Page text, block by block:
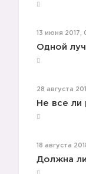
13 июня 2017,
Одной
28 августа
Не все ли
18 августа
Должна